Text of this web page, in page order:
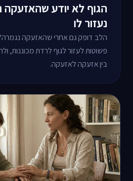
הגוף לא יודע שהאזעקה
נעזור לו
פשוטות לעזור לגוף לרדת מכוננות,
בין אזעקה לאזעקה.